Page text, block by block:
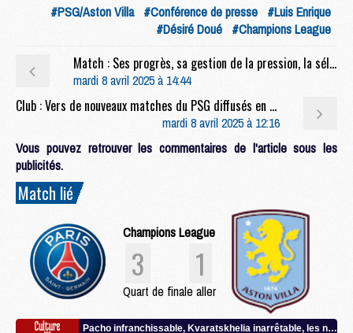
#PSG/Aston Villa #Conférence de presse #Luis Enrique
#Désiré Doué #Champions League
Match : Ses progrès, sa gestion de la pression, la sélection, le Golden Boy, etc, la conf’ complète de Doué avant PSG/Aston Villa
mardi 8 avril 2025 à 14:44
Club : Vers de nouveaux matches du PSG diffusés en clair cette saison
mardi 8 avril 2025 à 12:16
Vous pouvez retrouver les commentaires de l'article sous les
publicités.
Match lié
Champions League
3 1
Quart de finale aller